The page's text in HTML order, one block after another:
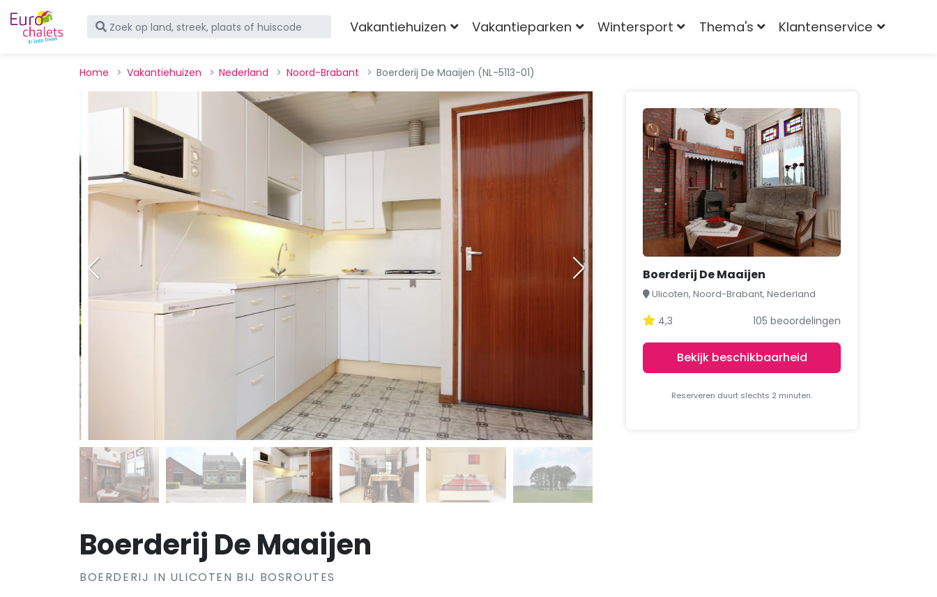
Vakantiehuizen Vakantieparken Wintersport Thema's Klantenservice
Home Vakantiehuizen Nederland Noord-Brabant Boerderij De Maaijen (NL-5113-01)
Boerderij De Maaijen
BOERDERIJ IN ULICOTEN BIJ BOSROUTES
Boerderij De Maaijen
Ulicoten, Noord-Brabant, Nederland
4,3 105 beoordelingen
Bekijk beschikbaarheid
Reserveren duurt slechts 2 minuten.